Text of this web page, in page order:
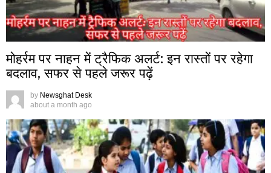
मोहर्रम पर नाहन में ट्रैफिक अलर्ट: इन रास्तों पर रहेगा
बदलाव, सफर से पहले जरूर पढ़ें
by Newsghat Desk
about a month ago